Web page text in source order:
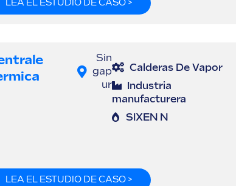
LEA EL ESTUDIO DE CASO >
Sin
gap
ur
Calderas De Vapor
Industria
manufacturera
SIXEN N
LEA EL ESTUDIO DE CASO >